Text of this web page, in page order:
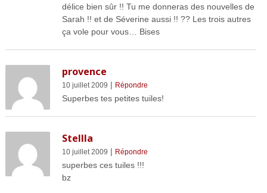
délice bien sûr !! Tu me donneras des nouvelles de
Sarah !! et de Séverine aussi !! ?? Les trois autres
ça vole pour vous… Bises
provence
10 juillet 2009 | Répondre
Superbes tes petites tuiles!
Stellla
10 juillet 2009 | Répondre
superbes ces tuiles !!!
bz